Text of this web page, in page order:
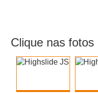
Clique nas